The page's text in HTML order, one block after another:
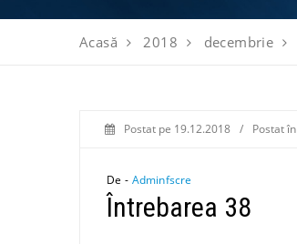
Acasă 2018 decembrie
Postat pe 19.12.2018 / Postat în
De - Adminfscre
Întrebarea 38